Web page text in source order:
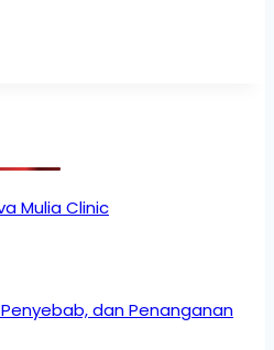
dan Penanganan